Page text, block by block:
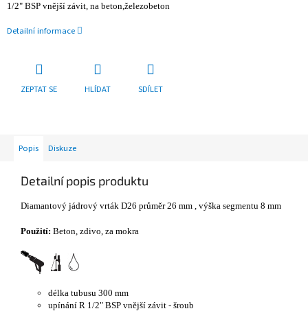
1/2" BSP vnější závit, na beton,železobeton
Detailní informace
ZEPTAT SE HLÍDAT SDÍLET
Popis Diskuze
Detailní popis produktu
Diamantový jádrový vrták D26 průměr 26 mm , výška segmentu 8 mm
Použití: Beton, zdivo, za mokra
délka tubusu 300 mm
upínání R 1/2" BSP vnější závit - šroub